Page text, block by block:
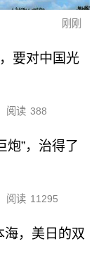
刚刚
要对中国光
阅读 388
炮”，治得了
阅读 11295
海，美日的双